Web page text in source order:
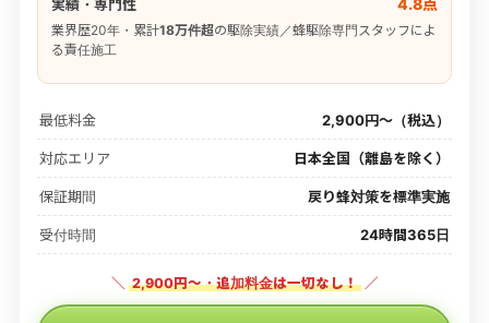
実績・専門性 4.8点
業界歴20年・累計18万件超の駆除実績／蜂駆除専門スタッフによ
る責任施工
最低料金 2,900円〜（税込）
対応エリア 日本全国（離島を除く）
保証期間 戻り蜂対策を標準実施
受付時間 24時間365日
＼ 2,900円〜・追加料金は一切なし！ ／